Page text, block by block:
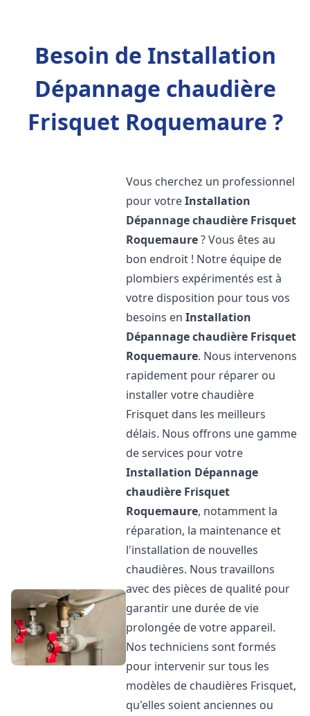
Besoin de Installation
Dépannage chaudière
Frisquet Roquemaure ?
Vous cherchez un professionnel
pour votreInstallation
Dépannage chaudière Frisquet
Roquemaure? Vous êtes au
bon endroit ! Notre équipe de
plombiers expérimentés est à
votre disposition pour tous vos
besoins enInstallation
Dépannage chaudière Frisquet
Roquemaure. Nous intervenons
rapidement pour réparer ou
installer votre chaudière
Frisquet dans les meilleurs
délais. Nous offrons une gamme
de services pour votre
Installation Dépannage
chaudière Frisquet
Roquemaure, notamment la
réparation, la maintenance et
l'installation de nouvelles
chaudières. Nous travaillons
avec des pièces de qualité pour
garantir une durée de vie
prolongée de votre appareil.
Nos techniciens sont formés
pour intervenir sur tous les
modèles de chaudières Frisquet,
qu'elles soient anciennes ou